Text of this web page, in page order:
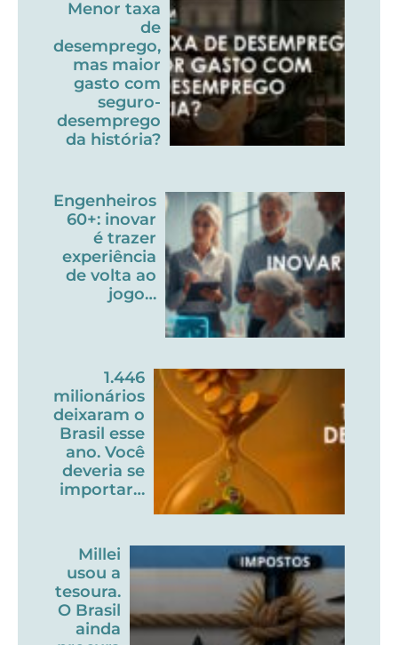
Menor taxa
de
desemprego,
mas maior
gasto com
seguro-
desemprego
da história?
Engenheiros
60+: inovar
é trazer
experiência
de volta ao
jogo…
1.446
milionários
deixaram o
Brasil esse
ano. Você
deveria se
importar…
Millei
usou a
tesoura.
O Brasil
ainda